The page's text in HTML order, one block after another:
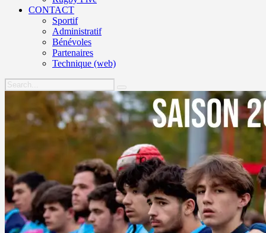
CONTACT
Sportif
Administratif
Bénévoles
Partenaires
Technique (web)